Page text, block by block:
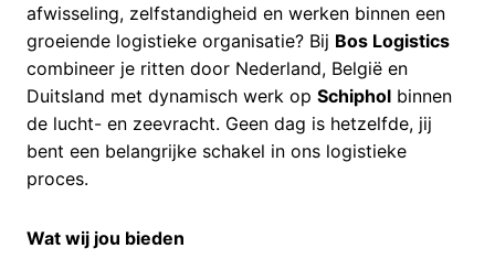
afwisseling, zelfstandigheid en werken binnen een
groeiende logistieke organisatie? Bij Bos Logistics
combineer je ritten door Nederland, België en
Duitsland met dynamisch werk op Schiphol binnen
de lucht- en zeevracht. Geen dag is hetzelfde, jij
bent een belangrijke schakel in ons logistieke
proces.
Wat wij jou bieden